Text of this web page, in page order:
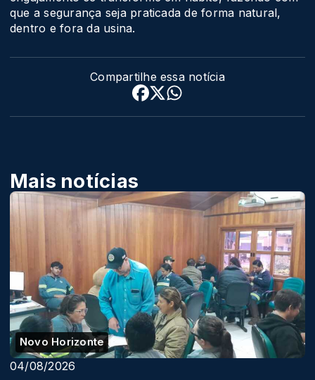
que a segurança seja praticada de forma natural,
dentro e fora da usina.
Compartilhe essa notícia
Mais notícias
Novo Horizonte
04/08/2026